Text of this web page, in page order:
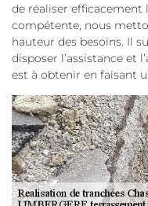
de réaliser efficacement
compétente, nous
hauteur des besoins. Il
disposer l’assistance et
est à obtenir en faisant